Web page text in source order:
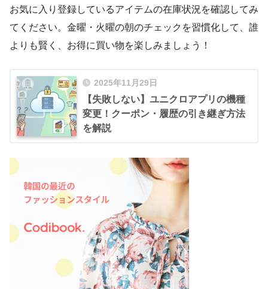
お気に入り登録しているアイテムの在庫状況を確認してみ
てください。金曜・火曜の朝のチェックを習慣化して、誰
よりも賢く、お得に買い物を楽しみましょう！
2025年11月29日
【失敗しない】ユニクロアプリの機種
変更！クーポン・履歴の引き継ぎ方法
を解説